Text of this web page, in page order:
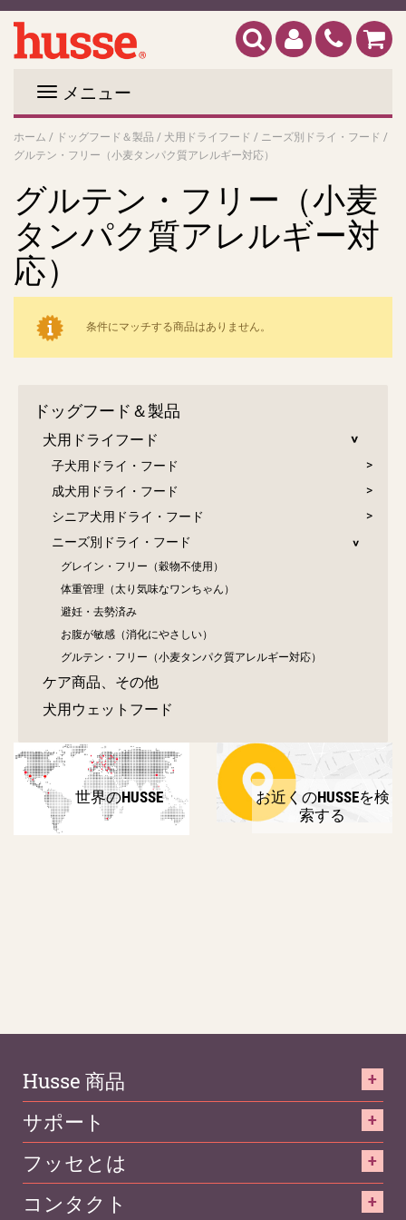
メニュー
ホーム / ドッグフード＆製品 / 犬用ドライフード / ニーズ別ドライ・フード /
グルテン・フリー（小麦タンパク質アレルギー対応）
グルテン・フリー（小麦
タンパク質アレルギー対
応）
条件にマッチする商品はありません。
ドッグフード＆製品
犬用ドライフード
子犬用ドライ・フード
成犬用ドライ・フード
シニア犬用ドライ・フード
ニーズ別ドライ・フード
グレイン・フリー（穀物不使用）
体重管理（太り気味なワンちゃん）
避妊・去勢済み
お腹が敏感（消化にやさしい）
グルテン・フリー（小麦タンパク質アレルギー対応）
ケア商品、その他
犬用ウェットフード
世界のHUSSE
お近くのHUSSEを検
索する
Husse 商品
サポート
フッセとは
コンタクト